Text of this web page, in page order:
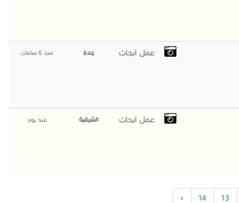
عمل ابحاث جدة منذ 6 ساعات
عمل ابحاث الشرقية منذ يوم
13
14
›